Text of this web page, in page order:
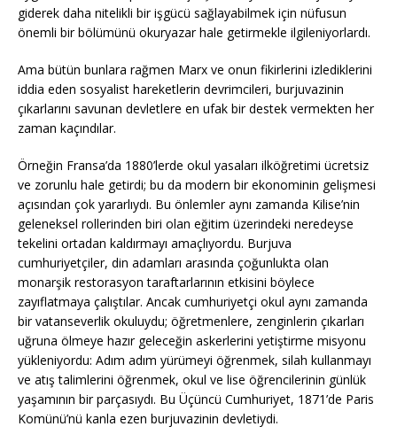
giderek daha nitelikli bir işgücü sağlayabilmek için nüfusun
önemli bir bölümünü okuryazar hale getirmekle ilgileniyorlardı.
Ama bütün bunlara rağmen Marx ve onun fikirlerini izlediklerini
iddia eden sosyalist hareketlerin devrimcileri, burjuvazinin
çıkarlarını savunan devletlere en ufak bir destek vermekten her
zaman kaçındılar.
Örneğin Fransa’da 1880’lerde okul yasaları ilköğretimi ücretsiz
ve zorunlu hale getirdi; bu da modern bir ekonominin gelişmesi
açısından çok yararlıydı. Bu önlemler aynı zamanda Kilise’nin
geleneksel rollerinden biri olan eğitim üzerindeki neredeyse
tekelini ortadan kaldırmayı amaçlıyordu. Burjuva
cumhuriyetçiler, din adamları arasında çoğunlukta olan
monarşik restorasyon taraftarlarının etkisini böylece
zayıflatmaya çalıştılar. Ancak cumhuriyetçi okul aynı zamanda
bir vatanseverlik okuluydu; öğretmenlere, zenginlerin çıkarları
uğruna ölmeye hazır geleceğin askerlerini yetiştirme misyonu
yükleniyordu: Adım adım yürümeyi öğrenmek, silah kullanmayı
ve atış talimlerini öğrenmek, okul ve lise öğrencilerinin günlük
yaşamının bir parçasıydı. Bu Üçüncü Cumhuriyet, 1871’de Paris
Komünü’nü kanla ezen burjuvazinin devletiydi.